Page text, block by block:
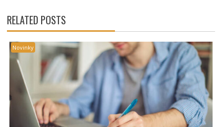
RELATED POSTS
Novinky